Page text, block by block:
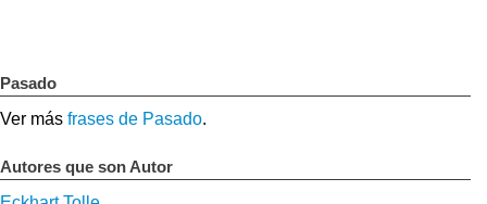
Pasado
Ver más frases de Pasado.
Autores que son Autor